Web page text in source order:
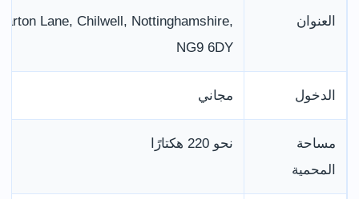
العنوان
Lane, Chilwell, Nottinghamshire,
NG9 6DY
الدخول مجاني
مساحة
المحمية
نحو 220 هكتارًا